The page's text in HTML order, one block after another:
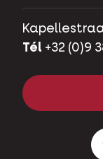
Tél +32 (0)9